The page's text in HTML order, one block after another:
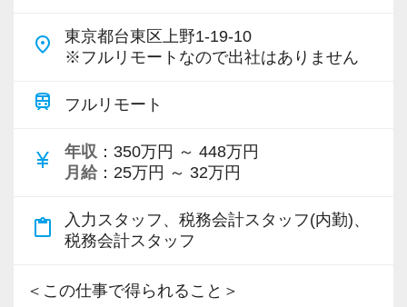
place
東京都台東区上野1-19-10
※フルリモートなので出社はありません
train フルリモート
currency_yen 年収 ：350万円 ～ 448万円
月給 ：25万円 ～ 32万円
content_paste
入力スタッフ、税務会計スタッフ(内勤)、
税務会計スタッフ
＜この仕事で得られること＞